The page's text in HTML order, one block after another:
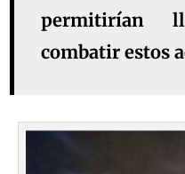
permitirían
combatir estos